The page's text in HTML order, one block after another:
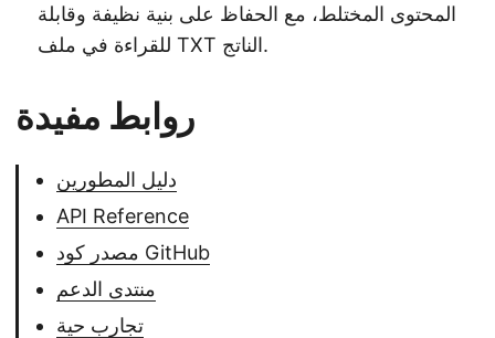
المحتوى المختلط، مع الحفاظ على بنية نظيفة وقابلة
للقراءة في ملف TXT الناتج.
روابط مفيدة
دليل المطورين
API Reference
مصدر كود GitHub
منتدى الدعم
تجارب حية